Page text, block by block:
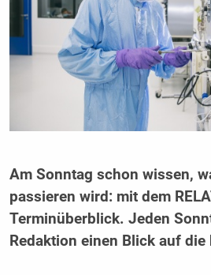
Am Sonntag schon wissen,
passieren wird: mit dem
Terminüberblick. Jeden
Redaktion einen Blick auf